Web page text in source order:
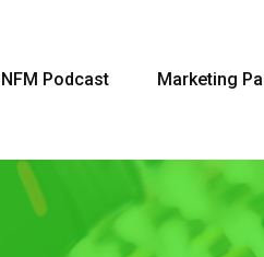
NFM Podcast Marketing